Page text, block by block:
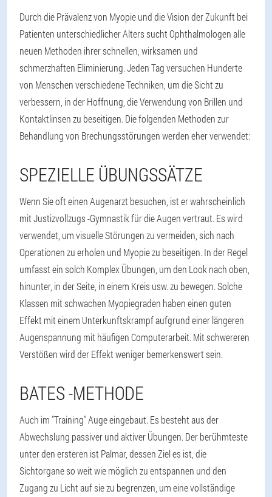
Durch die Prävalenz von Myopie und die Vision der Zukunft bei
Patienten unterschiedlicher Alters sucht Ophthalmologen alle
neuen Methoden ihrer schnellen, wirksamen und
schmerzhaften Eliminierung. Jeden Tag versuchen Hunderte
von Menschen verschiedene Techniken, um die Sicht zu
verbessern, in der Hoffnung, die Verwendung von Brillen und
Kontaktlinsen zu beseitigen. Die folgenden Methoden zur
Behandlung von Brechungsstörungen werden eher verwendet:
SPEZIELLE ÜBUNGSSÄTZE
Wenn Sie oft einen Augenarzt besuchen, ist er wahrscheinlich
mit Justizvollzugs -Gymnastik für die Augen vertraut. Es wird
verwendet, um visuelle Störungen zu vermeiden, sich nach
Operationen zu erholen und Myopie zu beseitigen. In der Regel
umfasst ein solch Komplex Übungen, um den Look nach oben,
hinunter, in der Seite, in einem Kreis usw. zu bewegen. Solche
Klassen mit schwachen Myopiegraden haben einen guten
Effekt mit einem Unterkunftskrampf aufgrund einer längeren
Augenspannung mit häufigen Computerarbeit. Mit schwereren
Verstößen wird der Effekt weniger bemerkenswert sein.
BATES -METHODE
Auch im "Training" Auge eingebaut. Es besteht aus der
Abwechslung passiver und aktiver Übungen. Der berühmteste
unter den ersteren ist Palmar, dessen Ziel es ist, die
Sichtorgane so weit wie möglich zu entspannen und den
Zugang zu Licht auf sie zu begrenzen, um eine vollständige